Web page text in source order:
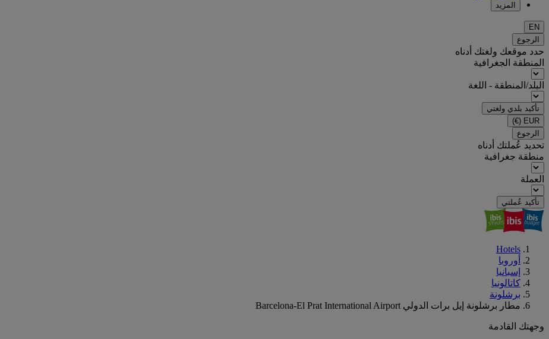
المزيد
EN
الرجوع
حدد موقعك ولغتك أدناه
المنطقة الجغرافية
البلد/المنطقة - اللغة
تأكيد بلدي ولغتي
EUR
(€)
الرجوع
تحديد عُملتك أدناه
منطقة جغرافية
العملة
تأكيد عُملتي
Hotels
أوروبا
إسبانيا
كاتالونيا
برشلونة
مطار برشلونة إيل برات الدولي Barcelona-El Prat International Airport
وجهتك القادمة